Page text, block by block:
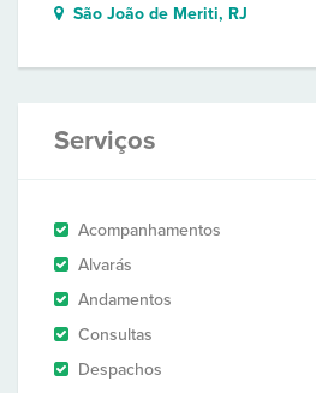
São João de Meriti, RJ
Serviços
Acompanhamentos
Alvarás
Andamentos
Consultas
Despachos